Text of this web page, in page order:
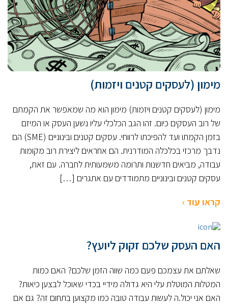
מימון (לעסקים קטנים ויזמות)
מימון (לעסקים קטנים ויזמות) מימון הוא מה שמאפשר את הקמתם
של רוב העסקים כיום. זהו הגב הכלכלי עליו נשען העסק או המיזם
בזמן הקמתו ועד להפיכתו לרווחי. עסקים קטנים ובינוניים (SME) הם
נדבך מרכזי בכלכלה המודרנית. הם אחראים ליצירת רוב מקומות
עבודה, מביאים חדשנות ותרומה משמעותית לחברה. עם זאת,
עסקים קטנים ובינוניים מתמודדים עם אתגרים […]
קראו עוד ›
האם העסק שלכם זקוק ליועץ?
שאלתם את עצמכם פעם כמה שווה הזמן שלכם? האם כמות
המטלות המוטלת עלי היא גדולה מידיי בכדי שאוכל לבצען כיאות?
האם אני יכול.ה לעשות עבודה טובה כמו מקצוען בתחום זה? גם אם